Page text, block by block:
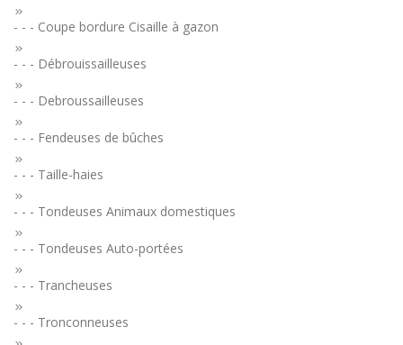
- - - Coupe bordure Cisaille à gazon
- - - Débrouissailleuses
- - - Debroussailleuses
- - - Fendeuses de bûches
- - - Taille-haies
- - - Tondeuses Animaux domestiques
- - - Tondeuses Auto-portées
- - - Trancheuses
- - - Tronconneuses